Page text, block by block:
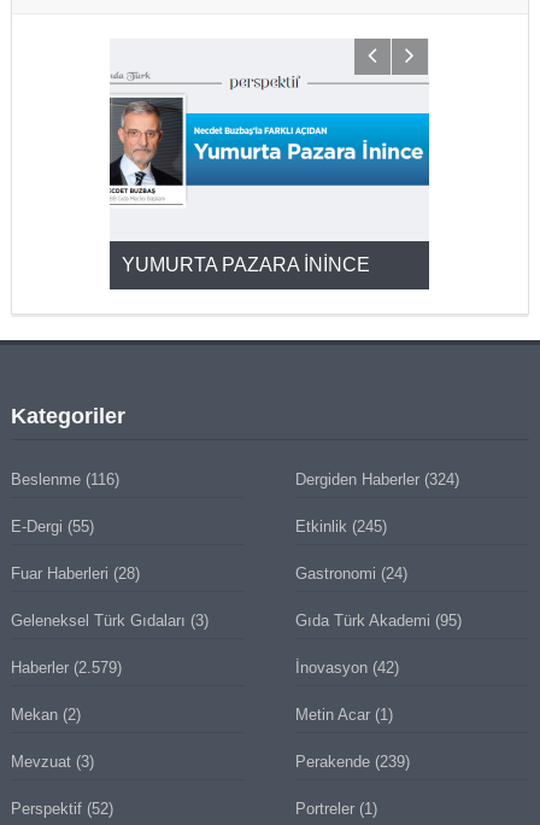
YUMURTA PAZARA İNİNCE
Kategoriler
Beslenme(116) Dergiden Haberler (324)
E-Dergi (55) Etkinlik (245)
Fuar Haberleri (28) Gastronomi (24)
Geleneksel Türk Gıdaları (3) Gıda Türk Akademi (95)
Haberler(2.579) İnovasyon (42)
Mekan(2) Metin Acar (1)
Mevzuat(3) Perakende (239)
Perspektif(52) Portreler (1)